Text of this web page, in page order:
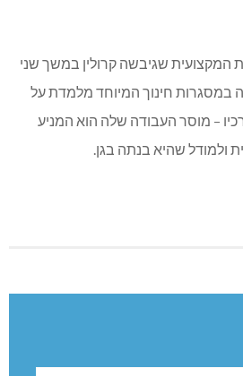
המקצועית שגיבשה קרולין במשך שני
במסגרות חינוך המיוחד מלמדת על
– מוסר העבודה שלה הוא המניע
ולמודל שהיא בנתה בגן.